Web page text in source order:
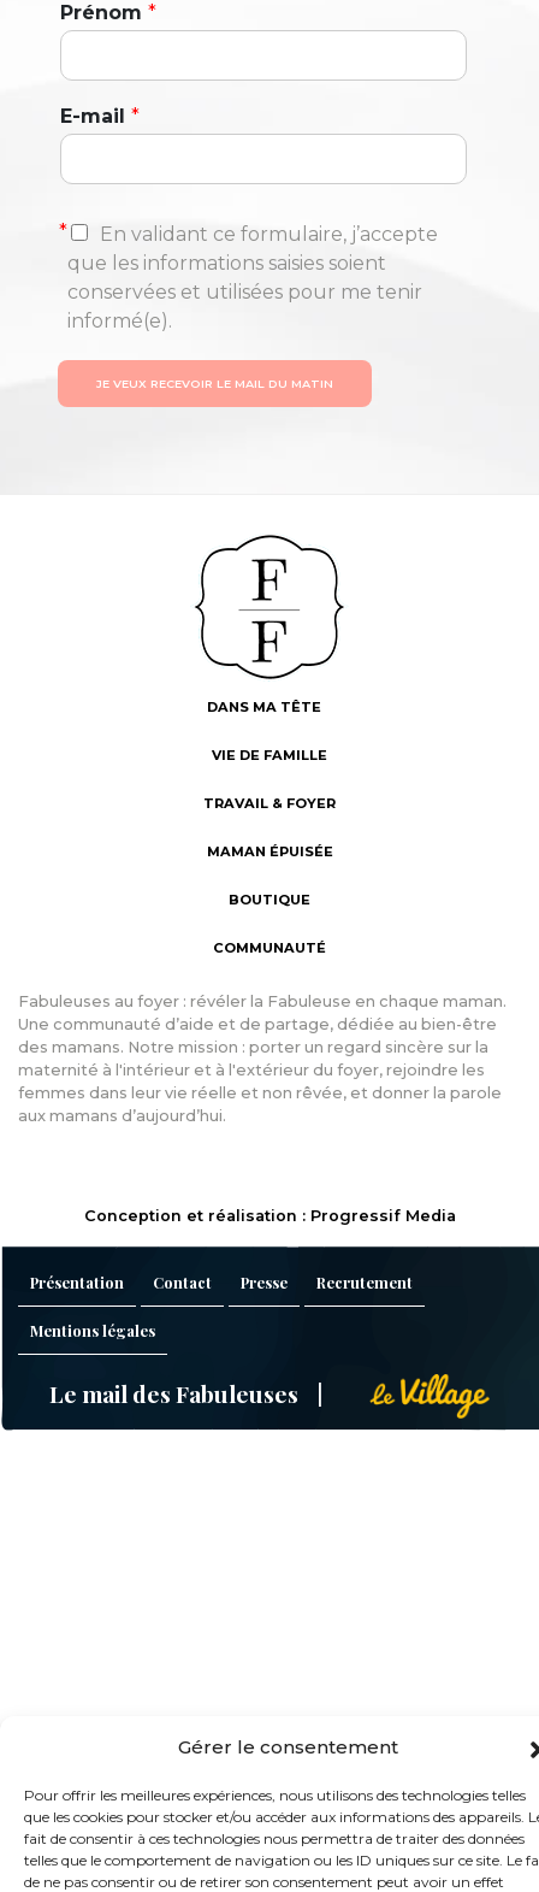
Gérer le consentement
Pour offrir les meilleures expériences, nous utilisons des technologies telles
que les cookies pour stocker et/ou accéder aux informations des appareils.
fait de consentir à ces technologies nous permettra de traiter des données
telles que le comportement de navigation ou les ID uniques sur ce site. Le
de ne pas consentir ou de retirer son consentement peut avoir un effet
Prénom *
E-mail *
*
En validant ce formulaire, j’accepte
que les informations saisies soient
conservées et utilisées pour me tenir
informé(e).
JE VEUX RECEVOIR LE MAIL DU MATIN
DANS MA TÊTE
VIE DE FAMILLE
TRAVAIL & FOYER
MAMAN ÉPUISÉE
BOUTIQUE
COMMUNAUTÉ
Fabuleuses au foyer : révéler la Fabuleuse en chaque maman.
Une communauté d’aide et de partage, dédiée au bien-être
des mamans. Notre mission : porter un regard sincère sur la
maternité à l'intérieur et à l'extérieur du foyer, rejoindre les
femmes dans leur vie réelle et non rêvée, et donner la parole
aux mamans d’aujourd’hui.
Conception et réalisation : Progressif Media
Présentation Contact Presse Recrutement
Mentions légales
Le mail des Fabuleuses